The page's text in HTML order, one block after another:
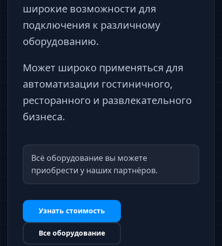
широкие возможности для
подключения к различному
оборудованию.
Может широко применяться для
автоматизации гостиничного,
ресторанного и развлекательного
бизнеса.
Всё оборудование вы можете
приобрести у наших партнёров.
Узнать стоимость
Все оборудование